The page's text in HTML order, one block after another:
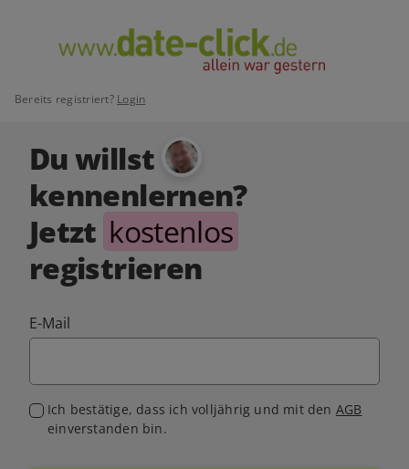
Bereits registriert? Login
Du willst
kennenlernen?
Jetzt kostenlos
registrieren
E-Mail
Ich bestätige, dass ich volljährig und mit den AGB
einverstanden bin.